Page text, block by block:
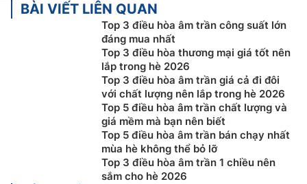
BÀI VIẾT LIÊN QUAN
Top 3 điều hòa âm trần công suất lớn
đáng mua nhất
Top 3 điều hòa thương mại giá tốt nên
lắp trong hè 2026
Top 3 điều hòa âm trần giá cả đi đôi
với chất lượng nên lắp trong hè 2026
Top 5 điều hòa âm trần chất lượng và
giá mềm mà bạn nên biết
Top 5 điều hòa âm trần bán chạy nhất
mùa hè không thể bỏ lỡ
Top 3 điều hòa âm trần 1 chiều nên
sắm cho hè 2026